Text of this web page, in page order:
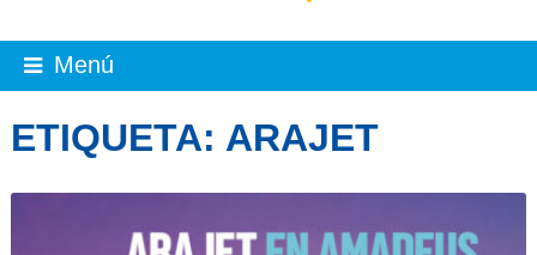
Menú
ETIQUETA: ARAJET